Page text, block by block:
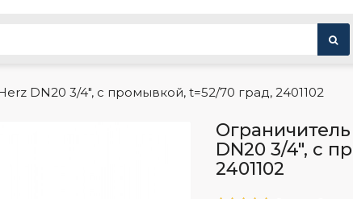
DN20 3/4", с промывкой, t=52/70 град, 2401102
DN20 3/4", с
2401102